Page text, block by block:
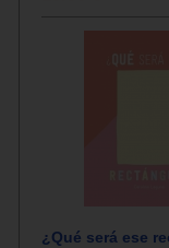
¿Qué será ese